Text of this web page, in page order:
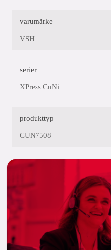
varumärke
VSH
serier
XPress CuNi
produkttyp
CUN7508